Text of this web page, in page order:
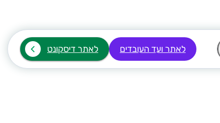
לאתר ועד העובדים לאתר דיסקונט